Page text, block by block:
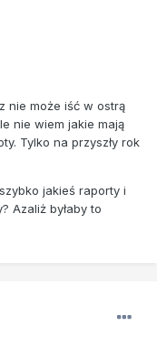
nie może iść w ostrą
nie wiem jakie mają
Tylko na przyszły rok
jakieś raporty i
Azaliż byłaby to